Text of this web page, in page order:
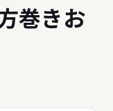
巻きお